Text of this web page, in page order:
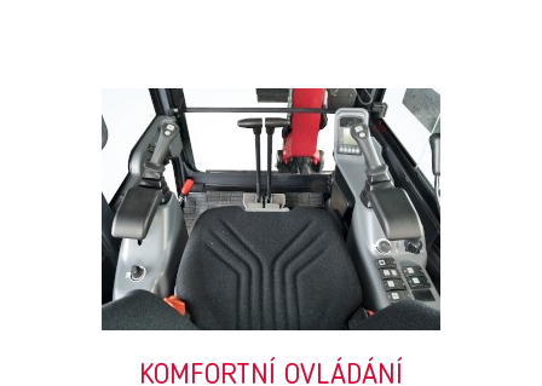
KOMFORTNÍ OVLÁDÁNÍ